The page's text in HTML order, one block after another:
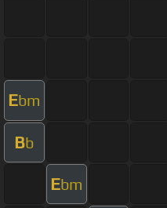
Ebm
Bb
Ebm